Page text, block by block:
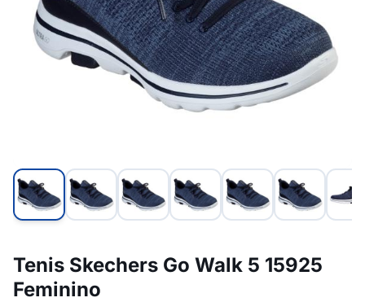
Tenis Skechers Go Walk 5 15925
Feminino